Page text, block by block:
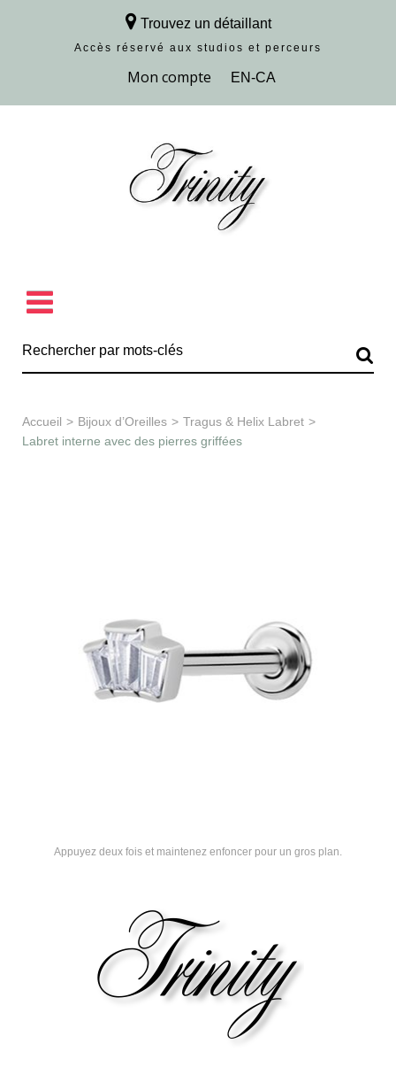
Trouvez un détaillant
Accès réservé aux studios et perceurs
Découvrir la collection
Accueil > Bijoux d’Oreilles > Tragus & Helix Labret >
Labret interne avec des pierres griffées
Appuyez deux fois et maintenez enfoncer pour un gros plan.